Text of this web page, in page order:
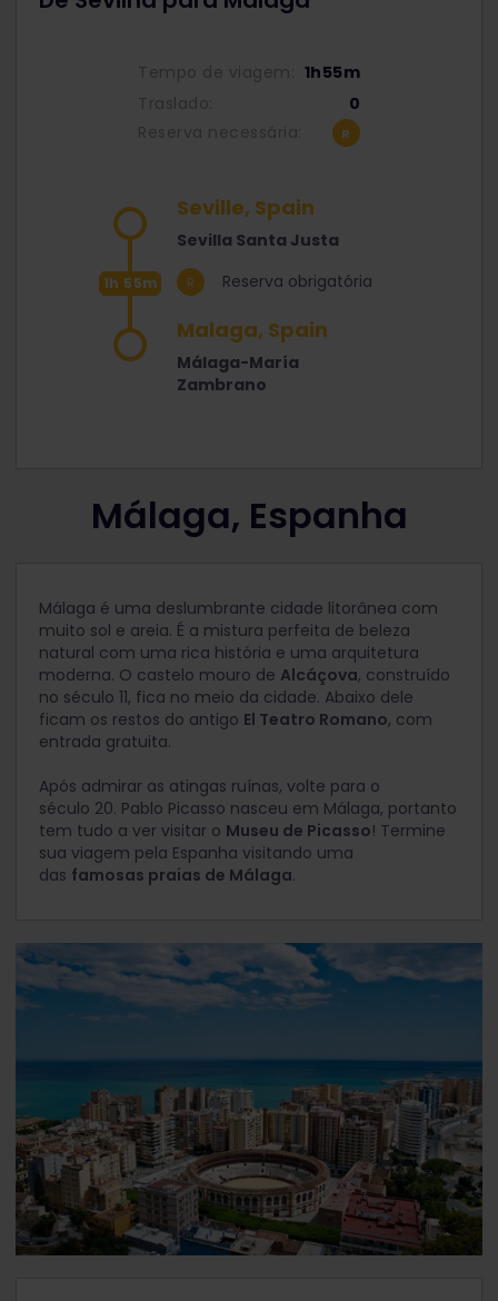
Tempo de viagem:
1h55m
Traslado:
0
Reserva necessária:
Seville, Spain
Sevilla Santa Justa
1h 55m Reserva obrigatória
Malaga, Spain
Málaga-María
Zambrano
Málaga, Espanha
Málaga é uma deslumbrante cidade litorânea com
muito sol e areia. É a mistura perfeita de beleza
natural com uma rica história e uma arquitetura
moderna. O castelo mouro de Alcáçova, construído
no século 11, fica no meio da cidade. Abaixo dele
ficam os restos do antigo El Teatro Romano, com
entrada gratuita.
Após admirar as atingas ruínas, volte para o
século 20. Pablo Picasso nasceu em Málaga, portanto
tem tudo a ver visitar o Museu de Picasso! Termine
sua viagem pela Espanha visitando uma
das famosas praias de Málaga.